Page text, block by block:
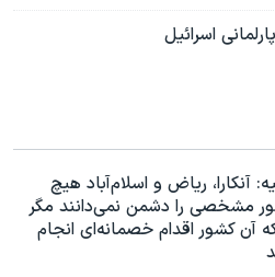
اسرائیل
آنکارا، ریاض و اسلام‌آباد هیچ
مشخصی را دشمن نمی‌دانند مگر
آن کشور اقدام خصمانه‌ای انجام